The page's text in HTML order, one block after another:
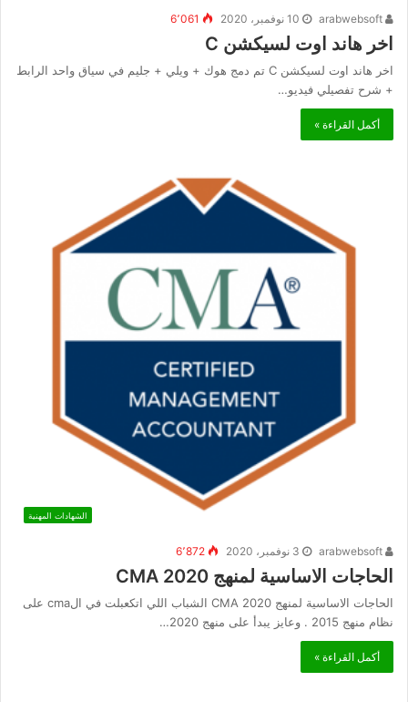
10 نوفمبر، 2020 6٬061
اخر هاند اوت لسيكشن C
اخر هاند اوت لسيكشن C تم دمج هوك + ويلي + جليم في سياق واحد الرابط
+ شرح تفصيلي فيديو…
أكمل القراءة »
الشهادات المهنية
3 نوفمبر، 2020 6٬872
الحاجات الاساسية لمنهج CMA 2020
الحاجات الاساسية لمنهج CMA 2020 الشباب اللي اتكعبلت في الcma على
نظام منهج 2015 . وعايز يبدأ على منهج 2020…
أكمل القراءة »